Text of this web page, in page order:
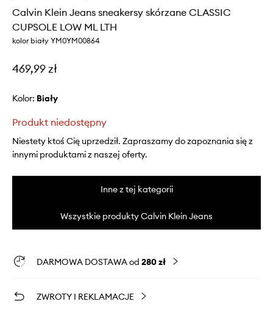
Calvin Klein Jeans sneakersy skórzane CLASSIC
CUPSOLE LOW ML LTH
kolor biały YM0YM00864
469,99 zł
Kolor: biały
Produkt niedostępny
Niestety ktoś Cię uprzedził. Zapraszamy do zapoznania się z
innymi produktami z naszej oferty.
Inne z tej kategorii
Wszystkie produkty Calvin Klein Jeans
DARMOWA DOSTAWA od 280 zł
ZWROTY I REKLAMACJE